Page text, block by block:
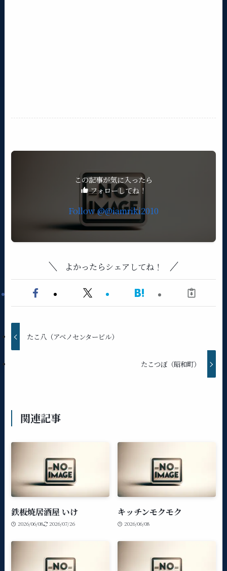
この記事が気に入ったら
フォローしてね！
Follow @@iamriki2010
よかったらシェアしてね！
たこ八（アベノセンタービル）
たこつぼ（昭和町）
関連記事
鉄板焼居酒屋 いけ
2026/06/08 2026/07/26
キッチンモクモク
2026/06/08